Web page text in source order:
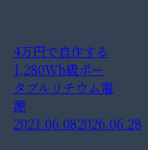
4万円で自作する
1,280Wh級ポー
タブルリチウム電
源
2021.06.082026.06.28